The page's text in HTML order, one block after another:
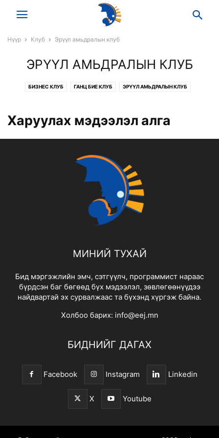
Нүүр Клуб Эрүүл амьдралын клуб
ЭРҮҮЛ АМЬДРАЛЫН КЛУБ
БИЗНЕС КЛУБ ГАНЦ БИЕ КЛУБ ЭРҮҮЛ АМЬДРАЛЫН КЛУБ
Харуулах мэдээлэл алга
МИНИЙ ТУХАЙ
Бид мэргэжлийн эмч, сэтгүүлч, программист нараас
бүрдсэн баг бөгөөд бүх мэдээлэл, зөвлөгөөнүүдээ
найдвартай эх сурвалжаас та бүхэнд хүргэж байна.
Холбоо барих: info@eej.mn
БИДНИЙГ ДАГАХ
Facebook Instagram Linkedin
X Youtube